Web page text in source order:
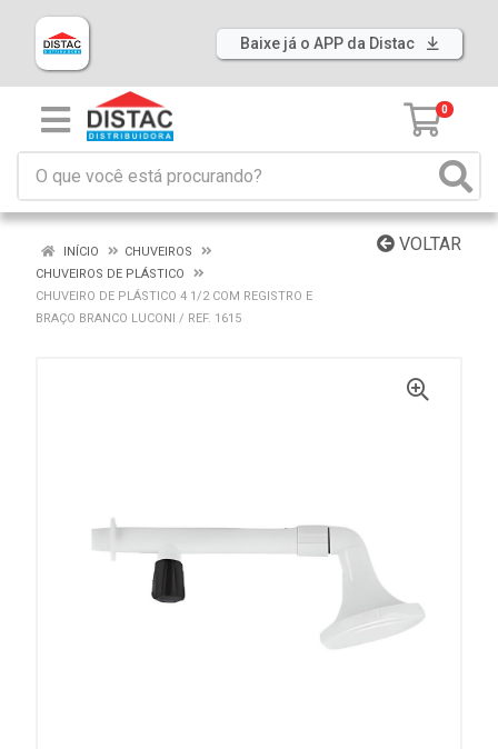
Baixe já o APP da Distac
0
VOLTAR
INÍCIO
CHUVEIROS
CHUVEIROS DE PLÁSTICO
CHUVEIRO DE PLÁSTICO 4 1/2 COM REGISTRO E
BRAÇO BRANCO LUCONI / REF. 1615